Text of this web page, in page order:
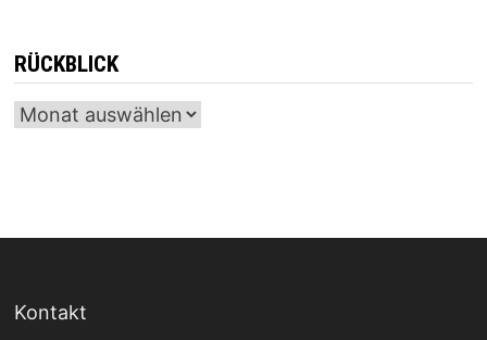
RÜCKBLICK
Archiv
Kontakt